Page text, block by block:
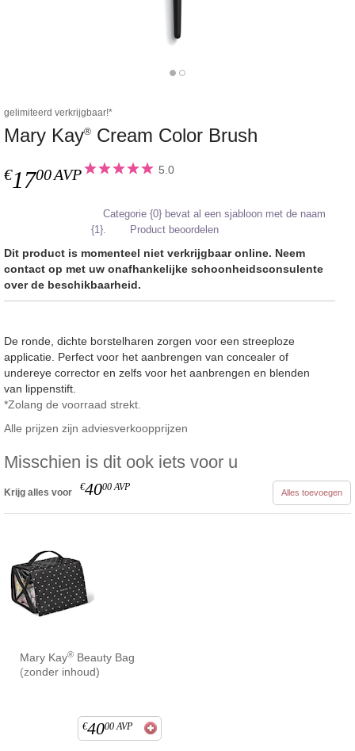
gelimiteerd verkrijgbaar!*
Mary Kay® Cream Color Brush
€1700AVP 5.0
Categorie {0} bevat al een sjabloon met de naam
{1}.
Product beoordelen
Dit product is momenteel niet verkrijgbaar online. Neem
contact op met uw onafhankelijke schoonheidsconsulente
over de beschikbaarheid.
De ronde, dichte borstelharen zorgen voor een streeploze
applicatie. Perfect voor het aanbrengen van concealer of
undereye corrector en zelfs voor het aanbrengen en blenden
van lippenstift.
*Zolang de voorraad strekt.
Alle prijzen zijn adviesverkoopprijzen
Misschien is dit ook iets voor u
Krijg alles voor €4000 AVP Alles toevoegen
Mary Kay® Beauty Bag
(zonder inhoud)
€4000 AVP